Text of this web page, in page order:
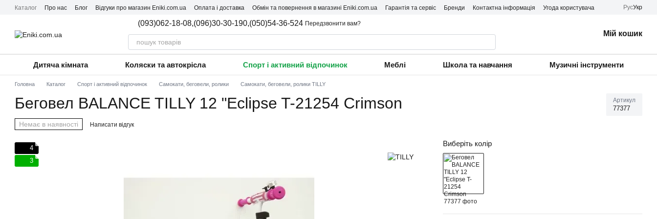
Перейти до основного контенту
Каталог Про нас Блог Відгуки про магазин Eniki.com.ua Оплата і доставка Обмін та повернення в магазині Eniki.com.ua Гарантія та сервіс Бренди Контактна інформація Угода користувача РусУкр
(093)062-18-08,(096)30-30-190,(050)54-36-524 Передзвонити вам?
Мій кошик
Дитяча кімната Коляски та автокрісла Спорт і активний відпочинок Меблі Школа та навчання Музичні інструменти
Головна Каталог Спорт і активний відпочинок Самокати, беговели, ролики Самокати, беговели, ролики TILLY
Беговел BALANCE TILLY 12 "Eclipse T-21254 Crimson Артикул
77377
Немає в наявності Написати відгук
4
3
Виберіть колір